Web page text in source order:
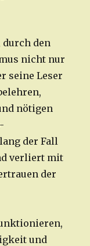
den
nicht nur
seine Leser
nötigen
der Fall
verliert mit
der
und